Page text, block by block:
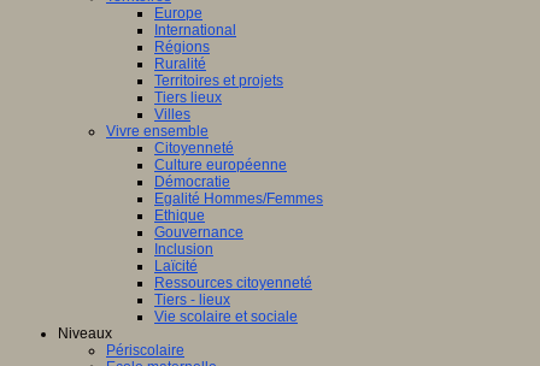
Europe
International
Régions
Ruralité
Territoires et projets
Tiers lieux
Villes
Vivre ensemble
Citoyenneté
Culture européenne
Démocratie
Egalité Hommes/Femmes
Ethique
Gouvernance
Inclusion
Laïcité
Ressources citoyenneté
Tiers - lieux
Vie scolaire et sociale
Niveaux
Périscolaire